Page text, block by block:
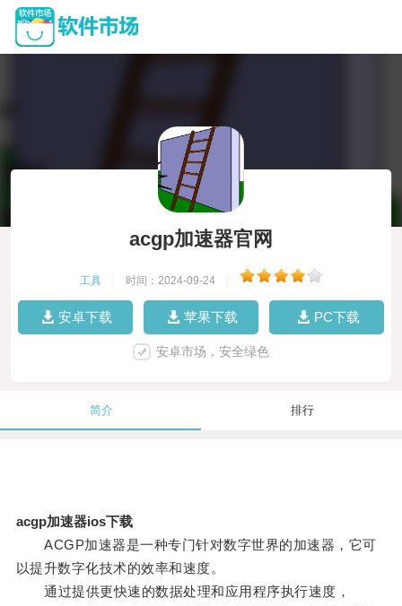
acgp加速器官网
工具 时间：2024-09-24
安卓下载 苹果下载 PC下载
安卓市场，安全绿色
简介 排行
acgp加速器ios下载
ACGP加速器是一种专门针对数字世界的加速器，它可
以提升数字化技术的效率和速度。
通过提供更快速的数据处理和应用程序执行速度，